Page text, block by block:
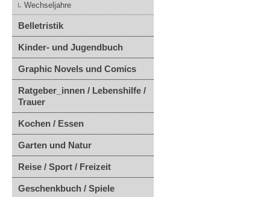
Wechseljahre
Belletristik
Kinder- und Jugendbuch
Graphic Novels und Comics
Ratgeber_innen / Lebenshilfe /
Trauer
Kochen / Essen
Garten und Natur
Reise / Sport / Freizeit
Geschenkbuch / Spiele